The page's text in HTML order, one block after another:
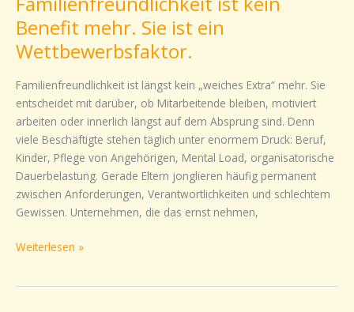
Benefit mehr. Sie ist ein
Wettbewerbsfaktor.
Familienfreundlichkeit ist längst kein „weiches Extra“ mehr. Sie
entscheidet mit darüber, ob Mitarbeitende bleiben, motiviert
arbeiten oder innerlich längst auf dem Absprung sind. Denn
viele Beschäftigte stehen täglich unter enormem Druck: Beruf,
Kinder, Pflege von Angehörigen, Mental Load, organisatorische
Dauerbelastung. Gerade Eltern jonglieren häufig permanent
zwischen Anforderungen, Verantwortlichkeiten und schlechtem
Gewissen. Unternehmen, die das ernst nehmen,
Benefit
mehr.
Sie
ein
Wettbewerbsfaktor.
Weiterlesen »